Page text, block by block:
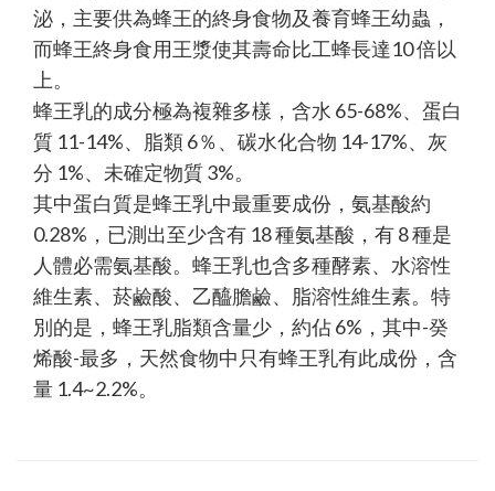
泌，主要供為蜂王的終身食物及養育蜂王幼蟲，
而蜂王終身食用王漿使其壽命比工蜂長達10 倍以
上。
蜂王乳的成分極為複雜多樣，含水 65-68%、蛋白
質 11-14%、脂類 6％、碳水化合物 14-17%、灰
分 1%、未確定物質 3%。
其中蛋白質是蜂王乳中最重要成份，氨基酸約
0.28%，已測出至少含有 18 種氨基酸，有 8 種是
人體必需氨基酸。蜂王乳也含多種酵素、水溶性
維生素、菸鹼酸、乙醯膽鹼、脂溶性維生素。特
別的是，蜂王乳脂類含量少，約佔 6%，其中-癸
烯酸-最多，天然食物中只有蜂王乳有此成份，含
量 1.4~2.2%。